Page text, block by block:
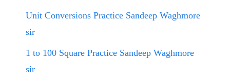
Unit Conversions Practice Sandeep Waghmore
sir
1 to 100 Square Practice Sandeep Waghmore
sir